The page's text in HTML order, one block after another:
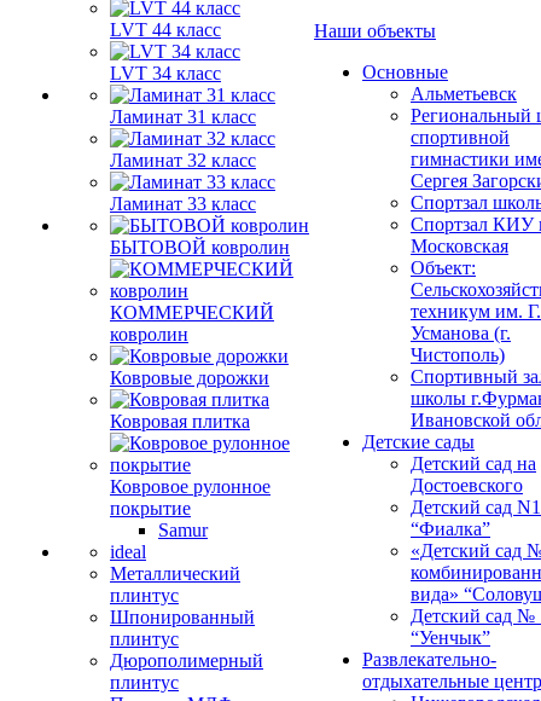
LVT 44 класс
LVT 34 класс
Ламинат 31 класс
Ламинат 32 класс
Ламинат 33 класс
БЫТОВОЙ ковролин
КОММЕРЧЕСКИЙ
ковролин
Ковровые дорожки
Ковровая плитка
Ковровое рулонное
покрытие
Samur
ideal
Металлический
плинтус
Шпонированный
плинтус
Дюрополимерный
плинтус
Наши объекты
Основные
Альметьевск
Региональный
спортивной
гимнастики
Сергея
Спортзал
Спортзал КИУ
Московская
Объект:
техникум им.
Усманова (г.
Чистополь)
Спортивный
школы
Ивановской
Детские сады
Детский сад на
Достоевского
Детский сад
“Фиалка”
«Детский сад
вида»
Детский сад №
“Уенчык”
Развлекательно-
отдыхательные